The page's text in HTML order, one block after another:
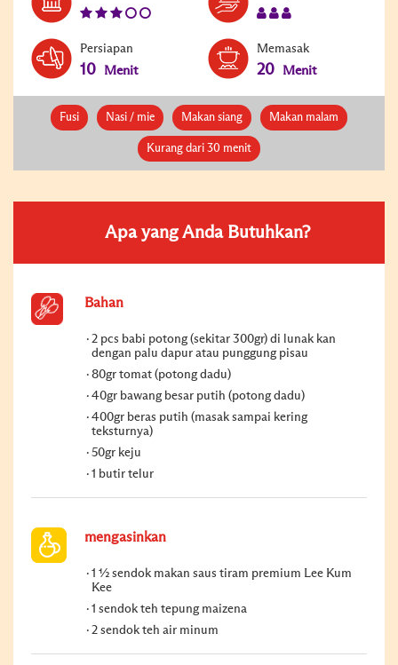
Persiapan
10 Menit
Memasak
20 Menit
Fusi Nasi / mie Makan siang Makan malam
Kurang dari 30 menit
Apa yang Anda Butuhkan?
Bahan
2 pcs babi potong (sekitar 300gr) di lunak kan
dengan palu dapur atau punggung pisau
80gr tomat (potong dadu)
40gr bawang besar putih (potong dadu)
400gr beras putih (masak sampai kering
teksturnya)
50gr keju
1 butir telur
mengasinkan
1 ½ sendok makan saus tiram premium Lee Kum
Kee
1 sendok teh tepung maizena
2 sendok teh air minum